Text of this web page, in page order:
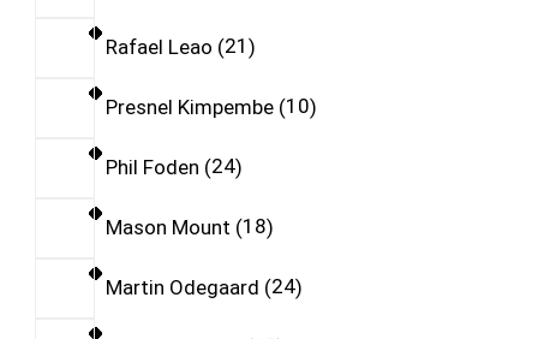
Rafael Leao 21
Presnel Kimpembe 10
Phil Foden 24
Mason Mount 18
Martin Odegaard 24